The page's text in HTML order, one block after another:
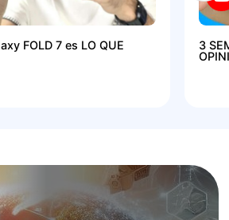
FOLD 7 es LO QUE
3